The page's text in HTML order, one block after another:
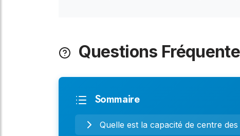
Questions
Sommaire
Quelle est la capacité de centre